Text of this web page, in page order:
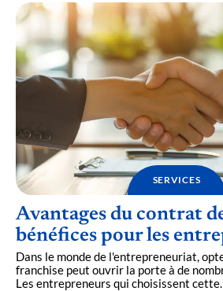
SERVICES
Avantages du contrat
bénéfices pour les
Dans le monde de l'entrepreneuriat,
franchise peut ouvrir la porte à de
Les entrepreneurs qui choisissent cette